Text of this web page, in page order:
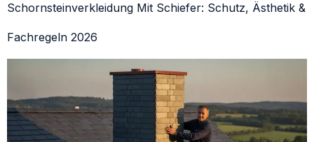
Schornsteinverkleidung Mit Schiefer: Schutz, Ästhetik &
Fachregeln 2026